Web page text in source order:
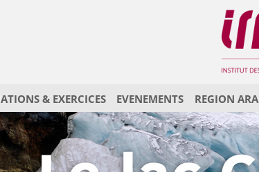
& EXERCICES EVENEMENTS REGION ARA